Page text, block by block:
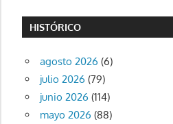
HISTÓRICO
agosto 2026 (6)
julio 2026 (79)
junio 2026 (114)
mayo 2026 (88)